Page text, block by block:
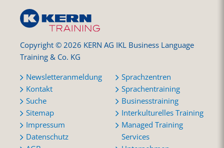
Copyright © 2026 KERN AG IKL Business Language
Training & Co. KG
Newsletteranmeldung
Kontakt
Suche
Sitemap
Impressum
Datenschutz
Sprachzentren
Sprachentraining
Businesstraining
Interkulturelles Training
Managed Training
Services